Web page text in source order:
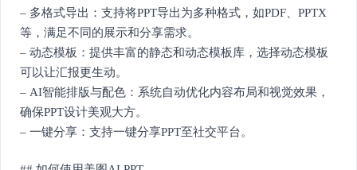
– 多格式导出：支持将PPT导出为多种格式，如PDF、PPTX
等，满足不同的展示和分享需求。
– 动态模板：提供丰富的静态和动态模板库，选择动态模板
可以让汇报更生动。
– AI智能排版与配色：系统自动优化内容布局和视觉效果，
确保PPT设计美观大方。
– 一键分享：支持一键分享PPT至社交平台。